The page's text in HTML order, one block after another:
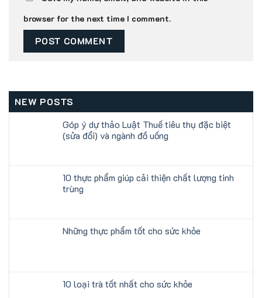
browser for the next time I comment.
NEW POSTS
Góp ý dự thảo Luật Thuế tiêu thụ đặc biệt
(sửa đổi) và ngành đồ uống
10 thực phẩm giúp cải thiện chất lượng tinh
trùng
Những thực phẩm tốt cho sức khỏe
10 loại trà tốt nhất cho sức khỏe